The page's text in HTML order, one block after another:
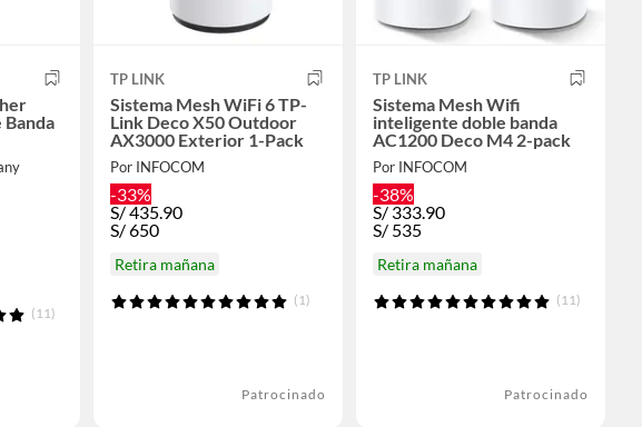
(11)
TP LINK
Sistema Mesh WiFi 6 TP-
Link Deco X50 Outdoor
AX3000 Exterior 1-Pack
Por INFOCOM
-33%
S/435.90
S/650
Retira mañana
(1)
Patrocinado
TP LINK
Sistema Mesh Wifi
inteligente doble banda
AC1200 Deco M4 2-pack
Por INFOCOM
-38%
S/333.90
S/ 535
Retira mañana
(11)
Patrocinado